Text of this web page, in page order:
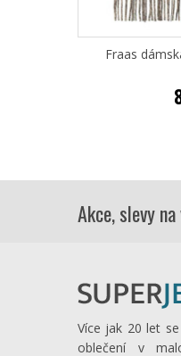
Fraas
Akce, slevy
Více jak 20 let
oblečení v